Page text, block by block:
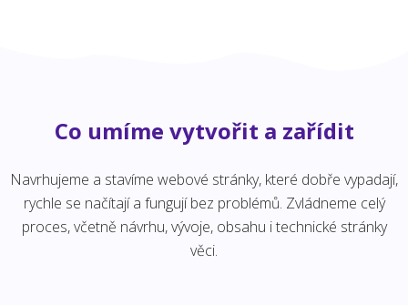
Co umíme vytvořit a zařídit
Navrhujeme a stavíme webové stránky, které dobře vypadají,
rychle se načítají a fungují bez problémů. Zvládneme celý
proces, včetně návrhu, vývoje, obsahu i technické stránky
věci.